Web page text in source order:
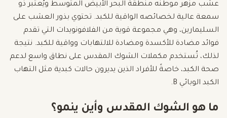
عشب مزهر موطنه منطقة البحر الأبيض المتوسط ويُعتبر ذو
سمعة عالية لخصائصه الواقية للكبد. تحتوي بذور العشب على
السليمارين، وهي مجموعة قوية من الفلافونويدات التي تقدم
فوائد مضادة للأكسدة ومضادة للالتهابات وواقية للكبد. نتيجة
لذلك، تُستخدم مكملات الشوك المقدس على نطاق واسع لدعم
صحة الكبد، خاصةً للأفراد الذين يديرون حالات كبدية مثل التهاب
الكبد الوبائي B.
ما هو الشوك المقدس وأين ينمو؟